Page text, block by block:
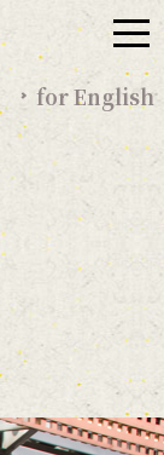
for English